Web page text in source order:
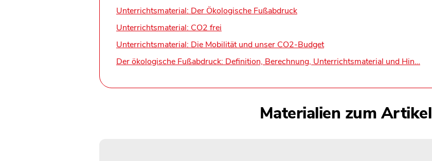
Unterrichtsmaterial: Der Ökologische Fußabdruck
Unterrichtsmaterial: CO2 frei
Unterrichtsmaterial: Die Mobilität und unser CO2-Budget
Der ökologische Fußabdruck: Definition, Berechnung, Unterrichtsmaterial und Hin…
Materialien zum Artikel